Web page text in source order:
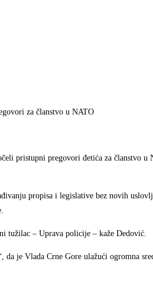
za članstvo u NATO
pristupni pregovori đetića za članstvo u
propisa i legislative bez novih
tužilac – Uprava policije – kaže Dedović.
je Vlada Crne Gore ulažući ogromna